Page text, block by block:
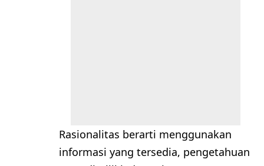
Rasionalitas berarti menggunakan
informasi yang tersedia, pengetahuan